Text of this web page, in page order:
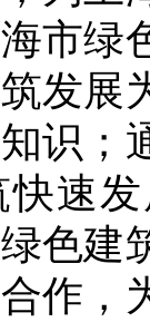
市绿
发展
识；
速
色建
作，